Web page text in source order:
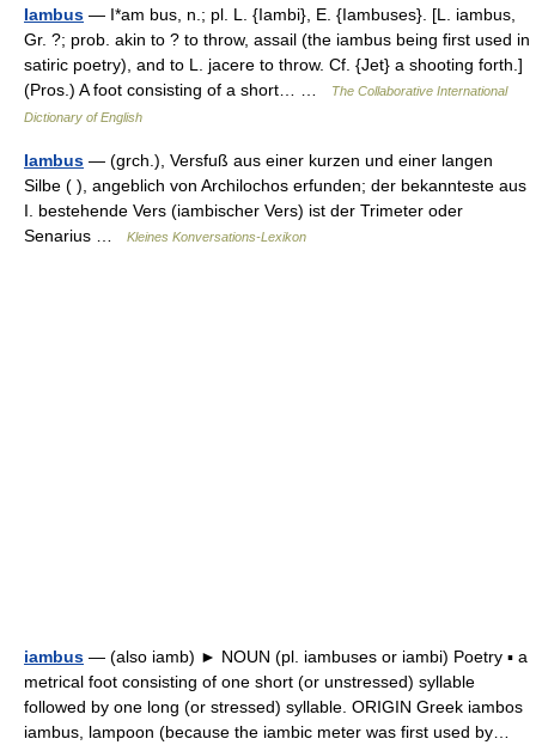
Iambus — I*am bus, n.; pl. L. {Iambi}, E. {Iambuses}. [L. iambus,
Gr. ?; prob. akin to ? to throw, assail (the iambus being first used in
satiric poetry), and to L. jacere to throw. Cf. {Jet} a shooting forth.]
(Pros.) A foot consisting of a short… …
The Collaborative International
Dictionary of English
Iambus — (grch.), Versfuß aus einer kurzen und einer langen
Silbe ( ), angeblich von Archilochos erfunden; der bekannteste aus
I. bestehende Vers (iambischer Vers) ist der Trimeter oder
Senarius …
Kleines Konversations-Lexikon
iambus — (also iamb) ► NOUN (pl. iambuses or iambi) Poetry ▪ a
metrical foot consisting of one short (or unstressed) syllable
followed by one long (or stressed) syllable. ORIGIN Greek iambos
iambus, lampoon (because the iambic meter was first used by…